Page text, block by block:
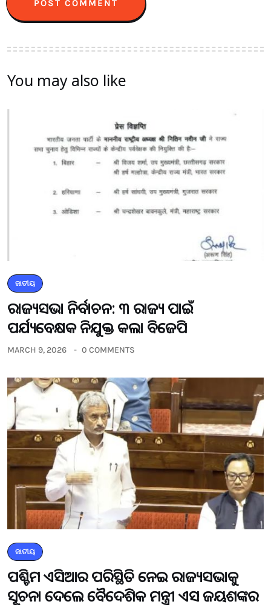
You may also like
ଜାତୀୟ
ରାଜ୍ୟସଭା ନିର୍ବାଚନ: ୩ ରାଜ୍ୟ ପାଇଁ
ପର୍ଯ୍ୟବେକ୍ଷକ ନିଯୁକ୍ତ କଲା ବିଜେପି
MARCH 9, 2026 0 COMMENTS
ଜାତୀୟ
ପଶ୍ଚିମ ଏସିଆର ପରିସ୍ଥିତି ନେଇ ରାଜ୍ୟସଭାକୁ
ସୂଚନା ଦେଲେ ବୈଦେଶିକ ମନ୍ତ୍ରୀ ଏସ ଜୟଶଙ୍କର